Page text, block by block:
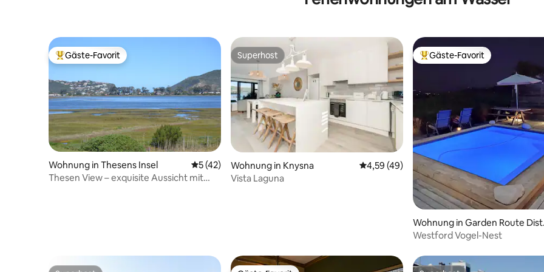
Beliebter Gäste-Favorit.
Gäste-Favorit
Wohnung in Thesens Insel Durchschnittliche Bewertung: 5 von 5, 42 Bewertungen
5 (42)
Thesen View – exquisite Aussicht mit
Superhost
Superhost
Wohnung in Knysna Durchschnittliche Bewertung: 4,59 von 5,
4,59 (49)
Vista Laguna
Beliebter Gäste-Favorit.
Gäste-Favorit
Wohnung in Garden Route
ct Municipality
Westford Vogel-Nest